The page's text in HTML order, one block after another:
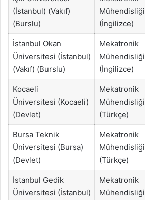
(İstanbul) (Vakıf)
(Burslu)
Mühendisliği
(İngilizce)
İstanbul Okan
Üniversitesi (İstanbul)
(Vakıf) (Burslu)
Mekatronik
Mühendisliği
(İngilizce)
Kocaeli
Üniversitesi (Kocaeli)
(Devlet)
Mekatronik
Mühendisliği
(Türkçe)
Bursa Teknik
Üniversitesi (Bursa)
(Devlet)
Mekatronik
Mühendisliği
(Türkçe)
İstanbul Gedik
Üniversitesi (İstanbul)
Mekatronik
Mühendisliği